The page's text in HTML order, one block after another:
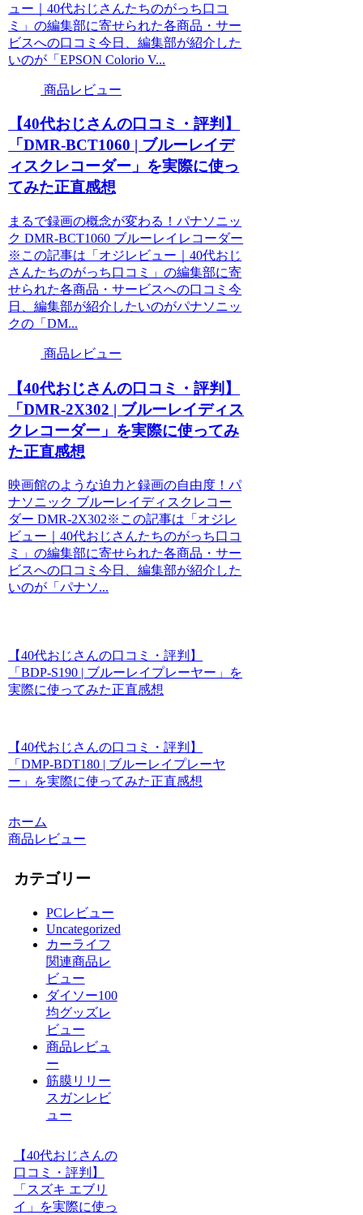
ュー｜40代おじさんたちのがっち口コ
ミ」の編集部に寄せられた各商品・サー
ビスへの口コミ今日、編集部が紹介した
いのが「EPSON Colorio V...
商品レビュー
【40代おじさんの口コミ・評判】
「DMR-BCT1060 | ブルーレイデ
ィスクレコーダー」を実際に使っ
てみた正直感想
まるで録画の概念が変わる！パナソニッ
ク DMR-BCT1060 ブルーレイレコーダー
※この記事は「オジレビュー｜40代おじ
さんたちのがっち口コミ」の編集部に寄
せられた各商品・サービスへの口コミ今
日、編集部が紹介したいのがパナソニッ
クの「DM...
商品レビュー
【40代おじさんの口コミ・評判】
「DMR-2X302 | ブルーレイディス
クレコーダー」を実際に使ってみ
た正直感想
映画館のような迫力と録画の自由度！パ
ナソニック ブルーレイディスクレコー
ダー DMR-2X302※この記事は「オジレ
ビュー｜40代おじさんたちのがっち口コ
ミ」の編集部に寄せられた各商品・サー
ビスへの口コミ今日、編集部が紹介した
いのが「パナソ...
【40代おじさんの口コミ・評判】
「BDP-S190 | ブルーレイプレーヤー」を
実際に使ってみた正直感想
【40代おじさんの口コミ・評判】
「DMP-BDT180 | ブルーレイプレーヤ
ー」を実際に使ってみた正直感想
ホーム
商品レビュー
カテゴリー
PCレビュー
Uncategorized
カーライフ
関連商品レ
ビュー
ダイソー100
均グッズレ
ビュー
商品レビュ
ー
筋膜リリー
スガンレビ
ュー
【40代おじさんの
口コミ・評判】
「スズキ エブリ
イ」を実際に使っ